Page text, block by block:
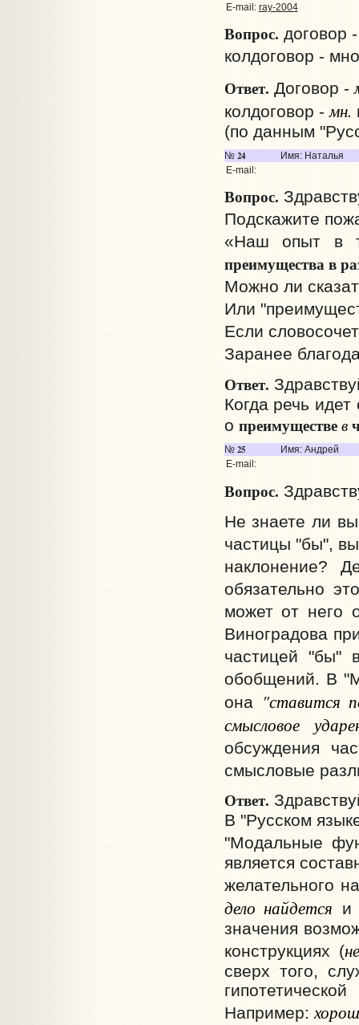
E-mail: ray-2004
Вопрос. договор
колдоговор -
Ответ. Договор -
колдоговор -мн.
(по данным
№24
Имя: Наталья
E-mail:
Вопрос.
Подскажите
«Наш опыт в
преимущества в
Можно ли
Или
Если
Заранее
Ответ.
Когда речь
о преимуществе в
№25
Имя: Андрей
E-mail:
Вопрос.
Не знаете ли
частицы "бы",
наклонение?
обязательно
может от него
Виноградова
частицей "бы"
обобщений. В
она
"ставится
смысловое
обсуждения
смысловые
Ответ.
В "Русском
"Модальные
является
желательного
дело найдется и
значения
конструкциях (
сверх того,
Например: